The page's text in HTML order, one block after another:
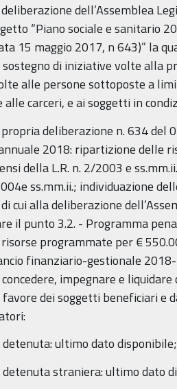
dell’Assemblea
“Piano sociale e sanitario
15 maggio 2017, n 643)” la
sostegno di iniziative volte alla
alle persone sottoposte a
carceri, e ai soggetti in
deliberazione n. 634 del
2018: ripartizione delle
della L.R. n. 2/2003 e
ss.mm.ii.; individuazione
cui alla deliberazione
il punto 3.2. - Programma
programmate per €
finanziario-gestionale
impegnare e
dei soggetti beneficiari e
ultimo dato disponibile;
straniera: ultimo dato